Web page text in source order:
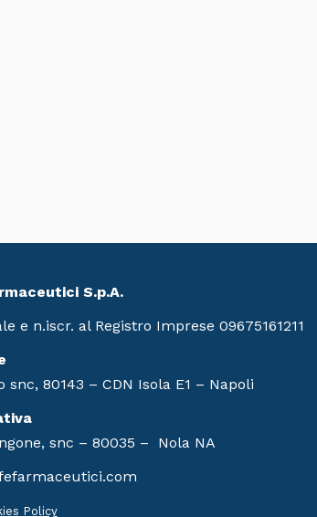
S.p.A.
e n.iscr. al Registro Imprese 09675161211
snc, 80143 – CDN Isola E1 – Napoli
snc – 80035 – Nola NA
Policy